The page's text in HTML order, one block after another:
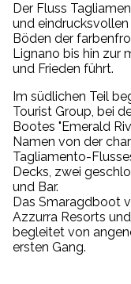
Der Fluss
und
Böden der
Lignano bis hin zur
und Frieden führt.
Im südlichen Teil
Tourist Group, bei
Bootes "Emerald
Namen von der
Tagliamento-
Decks, zwei
und Bar.
Das Smaragdboot
Azzurra Resorts
begleitet von
ersten Gang.